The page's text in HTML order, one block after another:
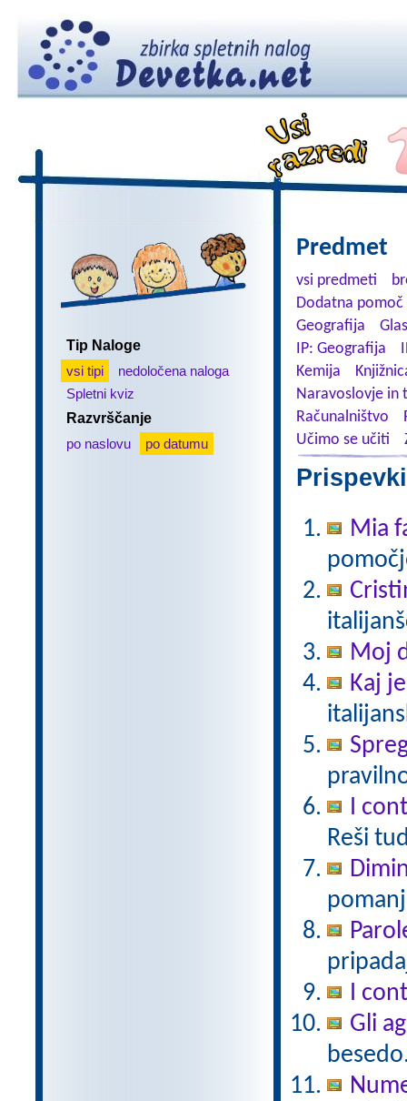
Tip Naloge
vsi tipi
nedoločena naloga
Spletni kviz
Razvrščanje
po naslovu
po datumu
Predmet
vsi predmeti
Dodatna
Geografija
IP: Geografija
Kemija
Naravoslovje in
Računalništvo
Učimo se učiti
Mia
Moj
Kaj
I
Reši
I
Gli